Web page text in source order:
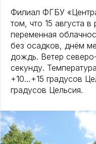
Филиал ФГБУ
том, что 15 августа
переменная
без осадков, днём
дождь. Ветер
секунду.
+10…+15 градусов
градусов Цельсия.